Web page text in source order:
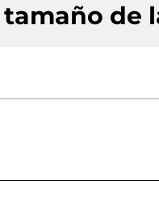
tamaño de